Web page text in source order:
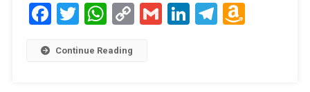
Facebook
Twitter
WhatsApp
CopyGmailLinkedIn
Telegram
Continue Reading